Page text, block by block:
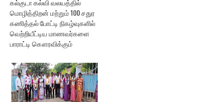
கல்குடா கல்வி வலயத்தில்
மொழித்திறன் மற்றும் 100 சதுர
கணித்தல் போட்டி நிகழ்வுகளில்
வெற்றியீட்டிய மாணவர்களை
பாராட்டி கௌரவிக்கும்